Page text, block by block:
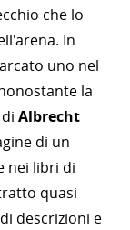
che lo
In
uno nel
la
Albrecht
di un
nei libri di
quasi
descrizioni e